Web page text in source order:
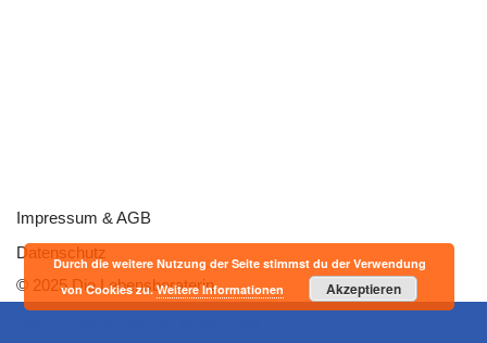
Impressum & AGB
Datenschutz
© 2025 Die Lebensberaterin
Durch die weitere Nutzung der Seite stimmst du der Verwendung
von Cookies zu.Weitere Informationen Akzeptieren